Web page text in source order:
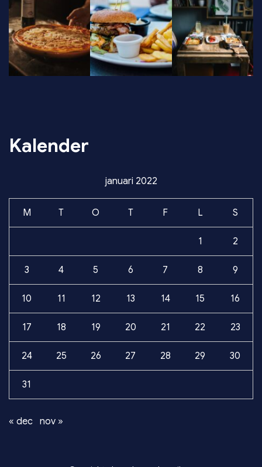
Kalender
januari 2022
M T O T F L S
1 2
3 4 5 6 7 8 9
10 11 12 13 14 15 16
17 18 19 20 21 22 23
24 25 26 27 28 29 30
31
« dec nov »